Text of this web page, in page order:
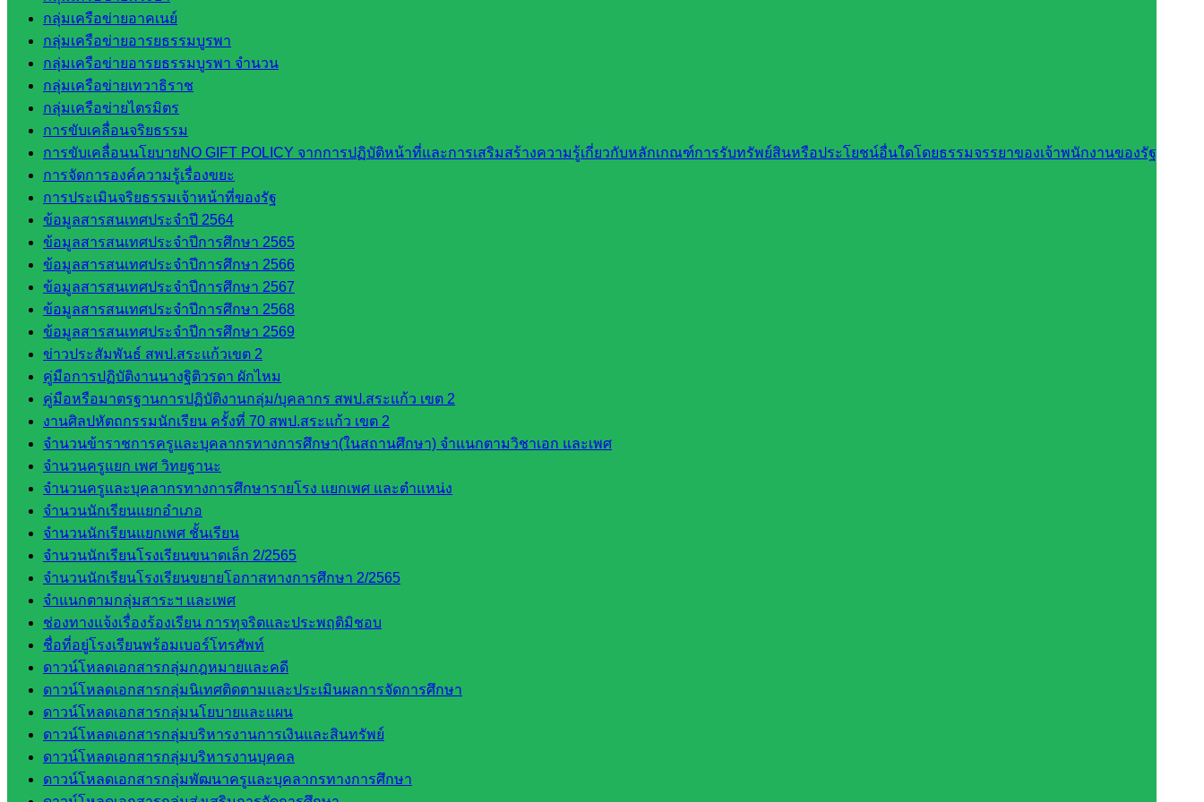
กลุ่มเครือข่ายอาคเนย์
กลุ่มเครือข่ายอารยธรรมบูรพา
กลุ่มเครือข่ายอารยธรรมบูรพา จำนวน
กลุ่มเครือข่ายเทวาธิราช
กลุ่มเครือข่ายไตรมิตร
การขับเคลื่อนจริยธรรม
การขับเคลื่อนนโยบายNO GIFT POLICY จากการปฏิบัติหน้าที่และการเสริมสร้างความรู้เกี่ยวกับหลักเกณฑ์การรับทรัพย์สินหรือประโยชน์อื่นใดโดยธรรมจรรยาของเจ้าพนักงานของรัฐ
การจัดการองค์ความรู้เรื่องขยะ
การประเมินจริยธรรมเจ้าหน้าที่ของรัฐ
ข้อมูลสารสนเทศประจำปี 2564
ข้อมูลสารสนเทศประจำปีการศึกษา 2565
ข้อมูลสารสนเทศประจำปีการศึกษา 2566
ข้อมูลสารสนเทศประจำปีการศึกษา 2567
ข้อมูลสารสนเทศประจำปีการศึกษา 2568
ข้อมูลสารสนเทศประจำปีการศึกษา 2569
ข่าวประสัมพันธ์ สพป.สระแก้วเขต 2
คู่มือการปฏิบัติงานนางฐิติวรดา ผักไหม
คู่มือหรือมาตรฐานการปฏิบัติงานกลุ่ม/บุคลากร สพป.สระแก้ว เขต 2
งานศิลปหัตถกรรมนักเรียน ครั้งที่ 70 สพป.สระแก้ว เขต 2
จำนวนข้าราชการครูและบุคลากรทางการศึกษา(ในสถานศึกษา) จำแนกตามวิชาเอก และเพศ
จำนวนครูแยก เพศ วิทยฐานะ
จำนวนครูและบุคลากรทางการศึกษารายโรง แยกเพศ และตำแหน่ง
จำนวนนักเรียนแยกอำเภอ
จำนวนนักเรียนแยกเพศ ชั้นเรียน
จำนวนนักเรียนโรงเรียนขนาดเล็ก 2/2565
จำนวนนักเรียนโรงเรียนขยายโอกาสทางการศึกษา 2/2565
จำแนกตามกลุ่มสาระฯ และเพศ
ช่องทางแจ้งเรื่องร้องเรียน การทุจริตและประพฤติมิชอบ
ชื่อที่อยู่โรงเรียนพร้อมเบอร์โทรศัพท์
ดาวน์โหลดเอกสารกลุ่มกฎหมายและคดี
ดาวน์โหลดเอกสารกลุ่มนิเทศติดตามและประเมินผลการจัดการศึกษา
ดาวน์โหลดเอกสารกลุ่มนโยบายและแผน
ดาวน์โหลดเอกสารกลุ่มบริหารงานการเงินและสินทรัพย์
ดาวน์โหลดเอกสารกลุ่มบริหารงานบุคคล
ดาวน์โหลดเอกสารกลุ่มพัฒนาครูและบุคลากรทางการศึกษา